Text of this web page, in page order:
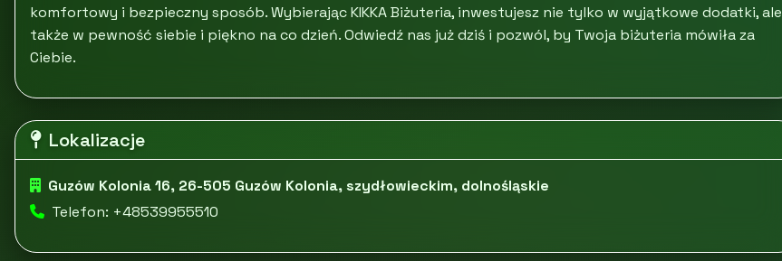
komfortowy i bezpieczny sposób. Wybierając KIKKA Biżuteria, inwestujesz nie tylko w wyjątkowe dodatki, ale
także w pewność siebie i piękno na co dzień. Odwiedź nas już dziś i pozwól, by Twoja biżuteria mówiła za
Ciebie.
Lokalizacje
Guzów Kolonia 16, 26-505 Guzów Kolonia, szydłowieckim, dolnośląskie
Telefon: +48539955510